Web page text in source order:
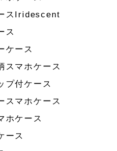
スIridescent
ス
ケース
スマホケース
プ付ケース
スマホケース
ホケース
ース